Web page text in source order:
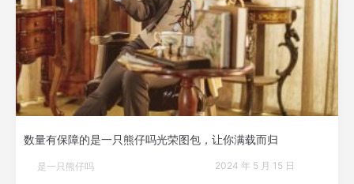
数量有保障的是一只熊仔吗光荣图包，让你满载而归
是一只熊仔吗 2024 年 5 月 15 日